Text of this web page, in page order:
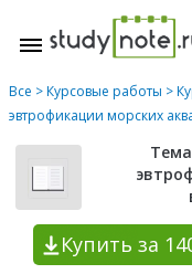
Все >Курсовые работы >
эвтрофикации морских
Купить за